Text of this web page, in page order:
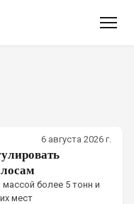
6 августа 2026 г.
более 5 тонн и
мест